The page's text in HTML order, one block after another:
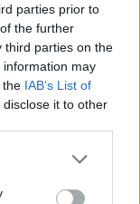
parties prior to
the further
third parties on the
information may
the IAB’s List of
it to other
or more Google
You may click to